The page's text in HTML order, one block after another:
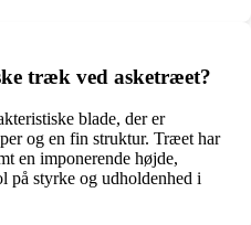
træk ved asketræet?
blade, der er
og en fin struktur. Træet har
en imponerende højde,
på styrke og udholdenhed i